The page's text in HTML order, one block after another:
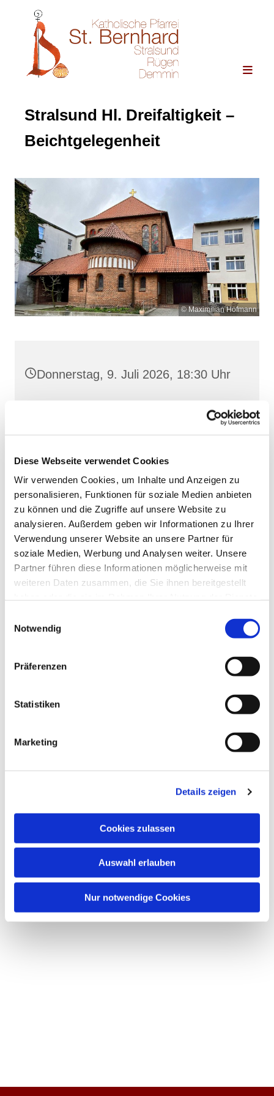
Diese Webseite verwendet Cookies
Wir verwenden Cookies, um Inhalte und Anzeigen zu
personalisieren, Funktionen für soziale Medien anbieten
zu können und die Zugriffe auf unsere Website zu
analysieren. Außerdem geben wir Informationen zu Ihrer
Verwendung unserer Website an unsere Partner für
soziale Medien, Werbung und Analysen weiter. Unsere
Partner führen diese Informationen möglicherweise mit
weiteren Daten zusammen, die Sie ihnen bereitgestellt
Notwendig
Präferenzen
Statistiken
Marketing
Details zeigen
Cookies zulassen
Auswahl erlauben
Nur notwendige Cookies
Stralsund Hl. Dreifaltigkeit –
Beichtgelegenheit
© Maximilian Hofmann
Donnerstag, 9. Juli 2026, 18:30 Uhr